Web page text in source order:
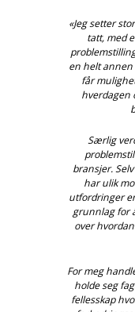
«Jeg setter
tatt, med
en helt annen
får
hverdagen
Særlig
bransjer.
har ulik
utfordringer
grunnlag for
over
For meg
holde seg
fellesskap